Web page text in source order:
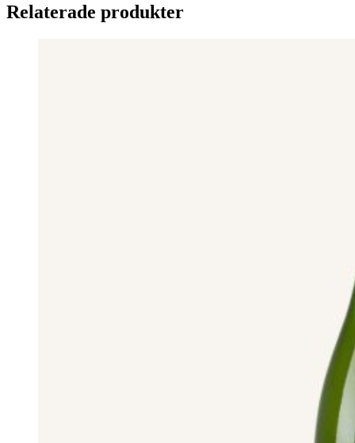
Relaterade produkter